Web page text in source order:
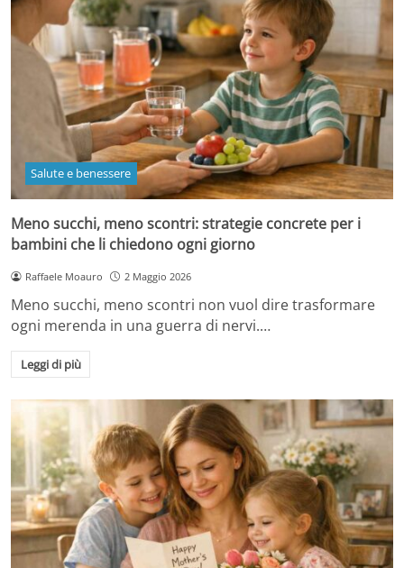
Salute e benessere
Meno succhi, meno scontri: strategie concrete per i
bambini che li chiedono ogni giorno
Raffaele Moauro 2 Maggio 2026
Meno succhi, meno scontri non vuol dire trasformare
ogni merenda in una guerra di nervi.…
Leggi di più